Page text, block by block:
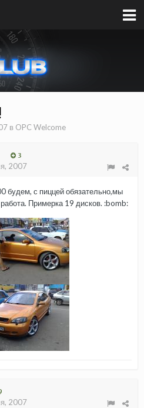
в OPC Welcome
3
2007
будем, с пиццей обязательно,мы
Примерка 19 дисков. :bomb:
2007